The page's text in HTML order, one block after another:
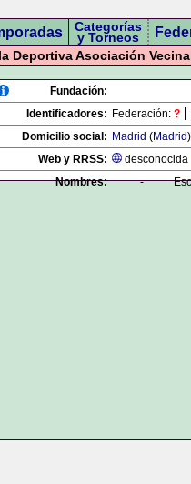
Categorías
y Torneos
Deportiva Asociación
Fundación:
Identificadores: Federación: ?
Domicilio social: Madrid (Madrid)
Web y RRSS:
desconocida
Nombres:
-